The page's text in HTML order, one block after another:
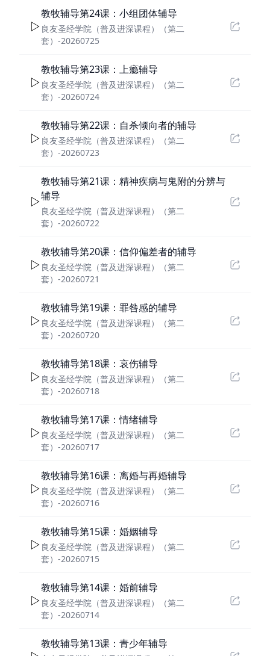
教牧辅导第24课：小组团体辅导
良友圣经学院（普及进深课程）（第二
套）-20260725
教牧辅导第23课：上瘾辅导
良友圣经学院（普及进深课程）（第二
套）-20260724
教牧辅导第22课：自杀倾向者的辅导
良友圣经学院（普及进深课程）（第二
套）-20260723
教牧辅导第21课：精神疾病与鬼附的分辨与
辅导
良友圣经学院（普及进深课程）（第二
套）-20260722
教牧辅导第20课：信仰偏差者的辅导
良友圣经学院（普及进深课程）（第二
套）-20260721
教牧辅导第19课：罪咎感的辅导
良友圣经学院（普及进深课程）（第二
套）-20260720
教牧辅导第18课：哀伤辅导
良友圣经学院（普及进深课程）（第二
套）-20260718
教牧辅导第17课：情绪辅导
良友圣经学院（普及进深课程）（第二
套）-20260717
教牧辅导第16课：离婚与再婚辅导
良友圣经学院（普及进深课程）（第二
套）-20260716
教牧辅导第15课：婚姻辅导
良友圣经学院（普及进深课程）（第二
套）-20260715
教牧辅导第14课：婚前辅导
良友圣经学院（普及进深课程）（第二
套）-20260714
教牧辅导第13课：青少年辅导